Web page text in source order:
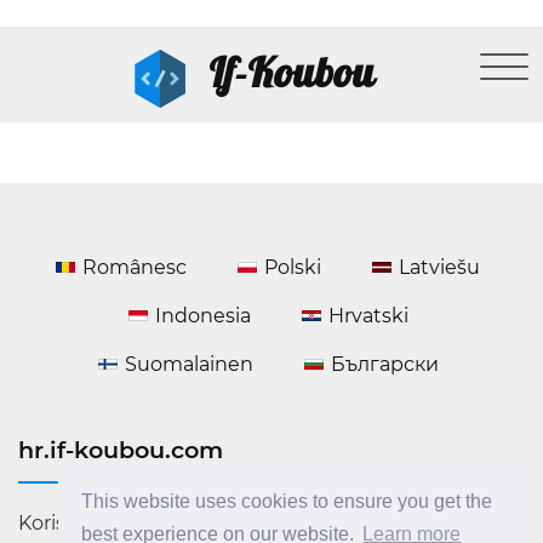
This website uses cookies to ensure you get the
best experience on our website.
Learn more
If-Koubou
Românesc Polski Latviešu
Indonesia Hrvatski
Suomalainen Български
hr.if-koubou.com
Korisne informacije o tehnologiji i računalnim